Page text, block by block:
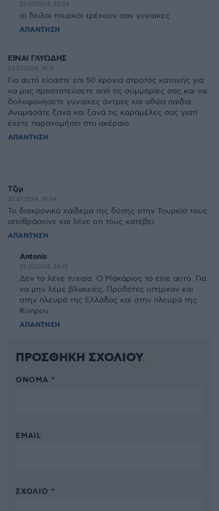
23.07.2024, 23:04
οι δειλοι τουρκοι τρέχουν σαν γυναικες
ΑΠΑΝΤΗΣΗ
ΕΙΝΑΙ ΓΛΥΩΔΗΣ
23.07.2024, 19:11
Για αυτό είσαστε επι 50 χρόνια στρατός κατοχής για
να μας προστατεύσετε από τις συμμορίες σας και να
δολοφονήσετε γυναίκες άντρες και αθώα παιδιά .
Αναμασάτε ξανά και ξανά τις καραμέλες σας γιατί
έχετε παρανομήσει στο ακέραιο.
ΑΠΑΝΤΗΣΗ
Τζιμ
23.07.2024, 18:54
Το διαχρονικό χάϊδεμα της δύσης στην Τουρκία τους
αποθράσεινε και λένε οτι τους κατέβει.
ΑΠΑΝΤΗΣΗ
Antonis
23.07.2024, 20:15
Δεν το λένε τυχαία. Ο Μακάριος το είπε αυτό. Για
να μην λέμε βλακείες. Προδότες υπήρχαν και
στην πλευρά της Ελλάδος και στην πλευρά της
Κύπρου.
ΑΠΑΝΤΗΣΗ
ΠΡΟΣΘΗΚΗ ΣΧΟΛΙΟΥ
ΌΝΟΜΑ *
EMAIL
ΣΧΌΛΙΟ *